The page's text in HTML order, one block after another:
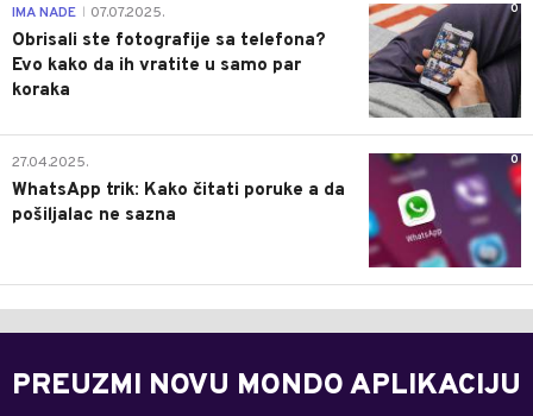
0
IMA NADE 07.07.2025.
Obrisali ste fotografije sa telefona?
Evo kako da ih vratite u samo par
koraka
0
27.04.2025.
WhatsApp trik: Kako čitati poruke a da
pošiljalac ne sazna
PREUZMI NOVU MONDO APLIKACIJU